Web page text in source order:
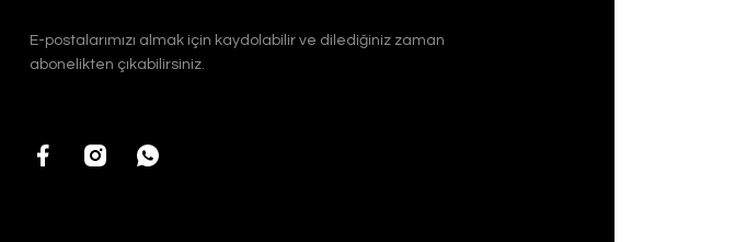
E-postalarımızı almak için kaydolabilir ve dilediğiniz zaman
abonelikten çıkabilirsiniz.